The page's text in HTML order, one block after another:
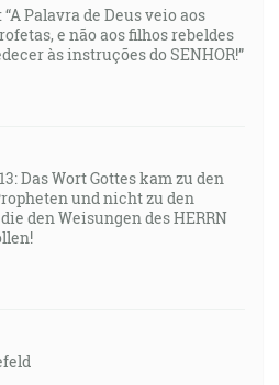
“A Palavra de Deus veio aos
e não aos filhos rebeldes
às instruções do SENHOR!”
Das Wort Gottes kam zu den
und nicht zu den
den Weisungen des HERRN